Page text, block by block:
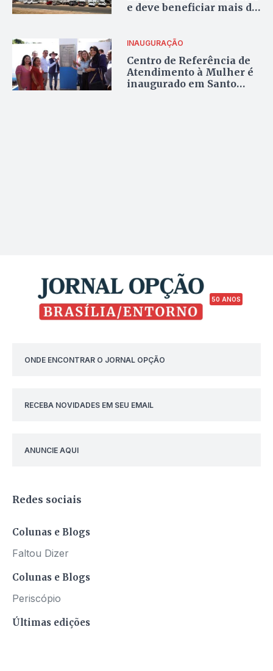
e deve beneficiar mais de
INAUGURAÇÃO
Centro de Referência de
Atendimento à Mulher é
inaugurado em Santo
50 ANOS
ONDE ENCONTRAR O JORNAL OPÇÃO
RECEBA NOVIDADES EM SEU EMAIL
ANUNCIE AQUI
Redes sociais
Colunas e Blogs
Faltou Dizer
Colunas e Blogs
Periscópio
Últimas edições